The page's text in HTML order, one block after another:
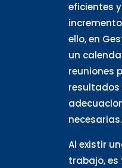
eficientes
ello, en
un
reuniones
resultados
necesarias.
Al existir
trabajo,